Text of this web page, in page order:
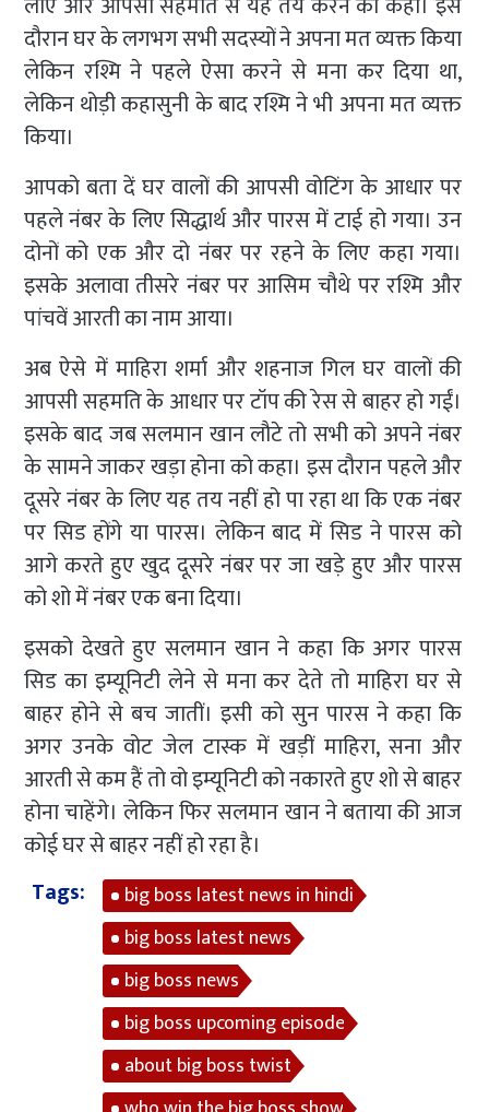
दौरान घर के लगभग सभी सदस्यों ने अपना मत व्यक्त किया
लेकिन रश्मि ने पहले ऐसा करने से मना कर दिया था,
लेकिन थोड़ी कहासुनी के बाद रश्मि ने भी अपना मत व्यक्त
किया।
आपको बता दें घर वालों की आपसी वोटिंग के आधार पर
पहले नंबर के लिए सिद्धार्थ और पारस में टाई हो गया। उन
दोनों को एक और दो नंबर पर रहने के लिए कहा गया।
इसके अलावा तीसरे नंबर पर आसिम चौ‌थे पर रश्मि और
पांचवें आरती का नाम आया।
अब ऐसे में माहिरा शर्मा और शहनाज गिल घर वालों की
आपसी सहमति के आधार पर टॉप की रेस से बाहर हो गईं।
इसके बाद जब सलमान खान लौटे तो सभी को अपने नंबर
के सामने जाकर खड़ा होना को कहा। इस दौरान पहले और
दूसरे नंबर के लिए यह तय नहीं हो पा रहा था कि एक नंबर
पर सिड होंगे या पारस। लेकिन बाद में सिड ने पारस को
आगे करते हुए खुद दूसरे नंबर पर जा खड़े हुए और पारस
को शो में नंबर एक बना दिया।
इसको देखते हुए सलमान खान ने कहा कि अगर पारस
सिड का इम्यूनिटी लेने से मना कर देते तो माहिरा घर से
बाहर होने से बच जातीं। इसी को सुन पारस ने कहा कि
अगर उनके वोट जेल टास्क में खड़ीं माहिरा, सना और
आरती से कम हैं तो वो इम्यूनिटी को नकारते हुए शो से बाहर
होना चाहेंगे। लेकिन फिर सलमान खान ने बताया की आज
कोई घर से बाहर नहीं हो रहा है।
Tags:
big boss latest news in hindi
big boss latest news
big boss news
big boss upcoming episode
about big boss twist